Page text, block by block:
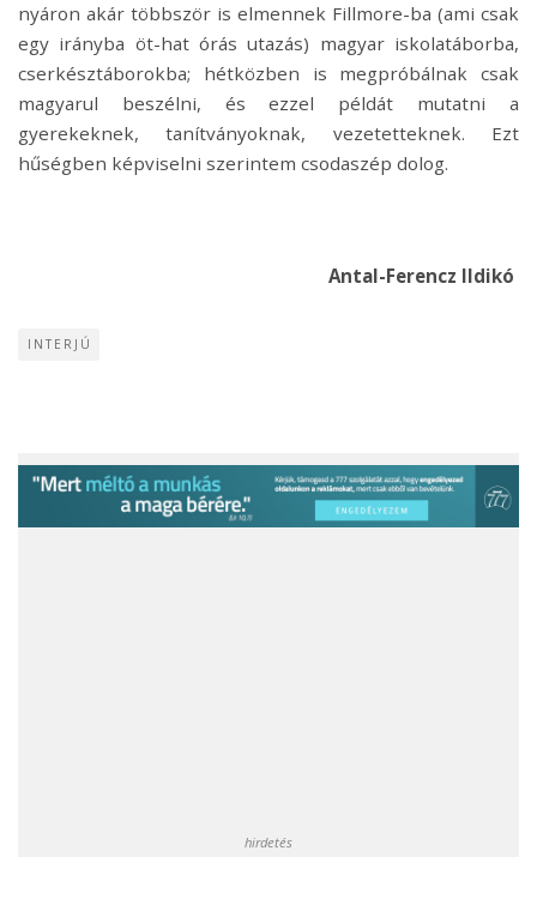
nyáron akár többször is elmennek Fillmore-ba (ami csak
egy irányba öt-hat órás utazás) magyar iskolatáborba,
cserkésztáborokba; hétközben is megpróbálnak csak
magyarul beszélni, és ezzel példát mutatni a
gyerekeknek, tanítványoknak, vezetetteknek. Ezt
hűségben képviselni szerintem csodaszép dolog.
Antal-Ferencz Ildikó
INTERJÚ
hirdetés